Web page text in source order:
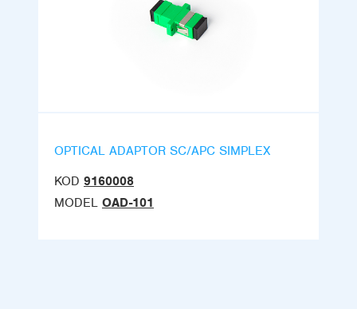
OPTICAL ADAPTOR SC/APC SIMPLEX
KOD 9160008
MODEL OAD-101